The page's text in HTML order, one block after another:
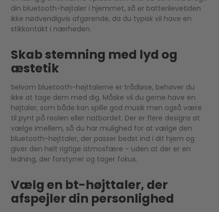
din bluetooth-højtaler i hjemmet, så er batterilevetiden
ikke nødvendigvis afgørende, da du typisk vil have en
stikkontakt i nærheden.
Skab stemning med lyd og
æstetik
Selvom bluetooth-højttalerne er trådløse, behøver du
ikke at tage dem med dig. Måske vil du gerne have en
højtaler, som både kan spille god musik men også være
til pynt på reolen eller natbordet. Der er flere designs at
vælge imellem, så du har mulighed for at vælge den
bluetooth-højttaler, der passer bedst ind i dit hjem og
giver den helt rigtige atmosfære - uden at der er en
ledning, der forstyrrer og tager fokus.
Vælg en bt-højttaler, der
afspejler din personlighed